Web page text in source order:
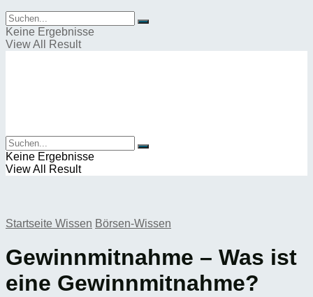
Keine Ergebnisse
View All Result
Keine Ergebnisse
View All Result
Startseite Wissen Börsen-Wissen
Gewinnmitnahme – Was ist
eine Gewinnmitnahme?